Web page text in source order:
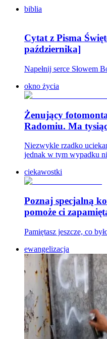
biblia
Cytat z Pisma
października]
Napełnij serce Słowem
okno życia
Żenujący
Radomiu. Ma
Niezwykle rzadko
jednak w tym wypadku
ciekawostki
Poznaj specjalną
pomoże ci
Pamiętasz jeszcze, co
ewangelizacja